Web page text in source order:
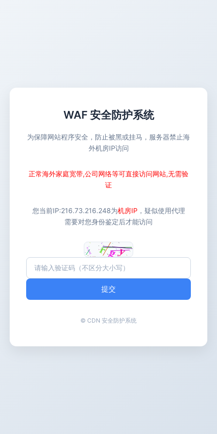
WAF 安全防护系统
为保障网站程序安全，防止被黑或挂马，服务器禁止海
外机房IP访问
正常海外家庭宽带,公司网络等可直接访问网站,无需验
证
您当前IP:216.73.216.248为机房IP ，疑似使用代理
需要对您身份鉴定后才能访问
提交
© CDN 安全防护系统